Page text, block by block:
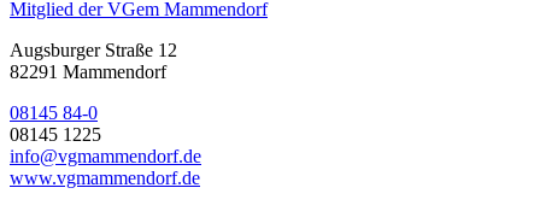
Mitglied der VGem Mammendorf
Augsburger Straße 12
82291 Mammendorf
08145 84-0
08145 1225
info@vgmammendorf.de
www.vgmammendorf.de